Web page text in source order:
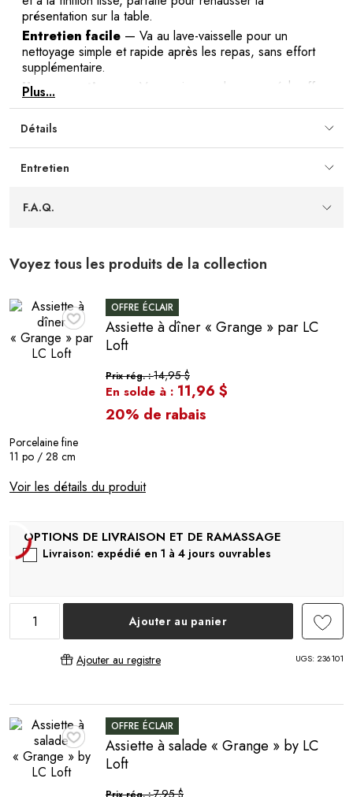
présentation sur la table.
Entretien facile — Va au lave-vaisselle pour un
nettoyage simple et rapide après les repas, sans effort
supplémentaire.
Usage pratique
— Va au micro-ondes pour réchauffer
au besoin, offrant une commodité supplémentaire au
quotidien.
Soin recommandé
privilégiez une utilisation délicate et évitez les lavages à
haute température.
Plus...
Détails
Entretien
F.A.Q.
Voyez tous les produits de la collection
♥
OFFRE ÉCLAIR
Assiette à dîner « Grange » par LC
Loft
Prix rég. :14,95 $
En solde à : 11,96 $
20% de rabais
Porcelaine fine
11 po / 28 cm
Voir les détails du produit
Livraison: expédié en 1 à 4 jours ouvrables
Ajouter au panier
Ajouter au registre UGS: 236101
♥
OFFRE ÉCLAIR
Assiette à salade « Grange » by LC
Loft
7,95 $